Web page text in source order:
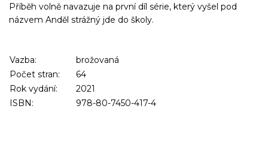
Příběh volně navazuje na první díl série, který vyšel pod
názvem Anděl strážný jde do školy.
Vazba:
brožovaná
Počet stran:
64
Rok vydání:
2021
ISBN:
978-80-7450-417-4